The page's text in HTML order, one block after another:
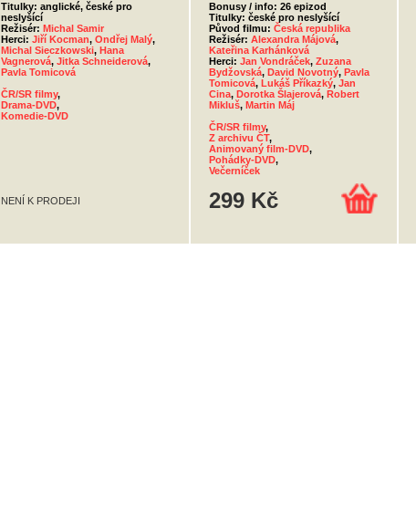
Titulky: anglické, české pro
neslyšící
Režisér: Michal Samir
Herci: Jiří Kocman, Ondřej Malý,
Michal Sieczkowski, Hana
Vagnerová, Jitka Schneiderová,
Pavla Tomicová
ČR/SR filmy,
Drama-DVD,
Komedie-DVD
NENÍ K PRODEJI
Bonusy / info: 26 epizod
Titulky: české pro neslyšící
Původ filmu: Česká republika
Režisér: Alexandra Májová,
Kateřina Karhánková
Herci: Jan Vondráček, Zuzana
Bydžovská, David Novotný, Pavla
Tomicová, Lukáš Příkazký, Jan
Cina, Dorotka Šlajerová, Robert
Mikluš, Martin Máj
ČR/SR filmy,
Z archivu ČT,
Animovaný film-DVD,
Pohádky-DVD,
Večerníček
299 Kč